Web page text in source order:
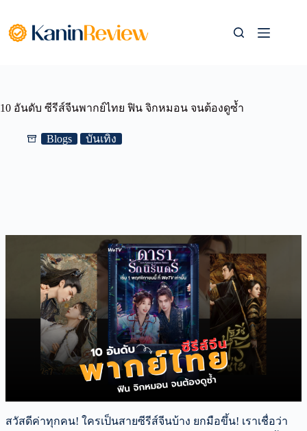
content
10 อันดับ ซีรีส์จีนพากย์ไทย ฟิน จิกหมอน จนต้องดูซ้ำ
Blogs บันเทิง
สวัสดีค่าทุกคน! ใครเป็นสายซีรีส์จีนบ้าง ยกมือขึ้น! เราเชื่อว่า